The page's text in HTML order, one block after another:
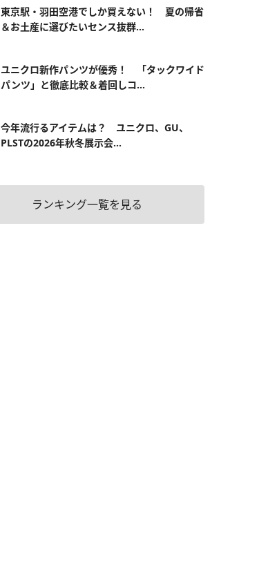
東京駅・羽田空港でしか買えない！ 夏の帰省
＆お土産に選びたいセンス抜群...
ユニクロ新作パンツが優秀！ 「タックワイド
パンツ」と徹底比較＆着回しコ...
今年流行るアイテムは？ ユニクロ、GU、
PLSTの2026年秋冬展示会...
ランキング一覧を見る